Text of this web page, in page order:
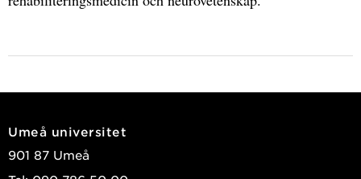
Umeå universitet
901 87 Umeå